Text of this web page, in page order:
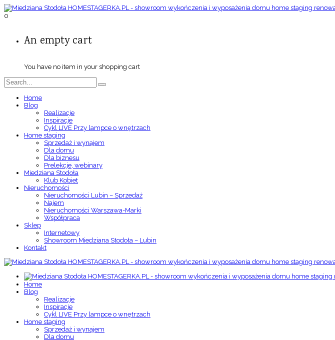
0
An empty cart
You have no item in your shopping cart
Home
Blog
Realizacje
Inspiracje
Cykl LIVE Przy lampce o wnętrzach
Home staging
Sprzedaż i wynajem
Dla domu
Dla biznesu
Prelekcje, webinary
Miedziana Stodoła
Klub Kobiet
Nieruchomości
Nieruchomości Lubin – Sprzedaż
Najem
Nieruchomości Warszawa-Marki
Współpraca
Sklep
Internetowy
Showroom Miedziana Stodoła – Lubin
Kontakt
Home
Blog
Realizacje
Inspiracje
Cykl LIVE Przy lampce o wnętrzach
Home staging
Sprzedaż i wynajem
Dla domu